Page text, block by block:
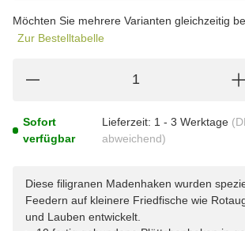
Möchten Sie mehrere Varianten gleichzeitig
Zur Bestelltabelle
Sofort
verfügbar
Lieferzeit: 1 - 3 Werktage
abweichend)
Diese filigranen Madenhaken wurden
Feedern auf kleinere Friedfische wie
und Lauben entwickelt.